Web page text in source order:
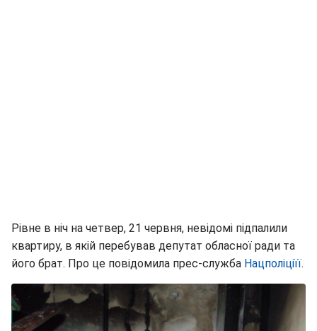
Рівне в ніч на четвер, 21 червня, невідомі підпалили
квартиру, в якій перебував депутат обласної ради та
його брат. Про це повідомила прес-служба Нацполіціїї.